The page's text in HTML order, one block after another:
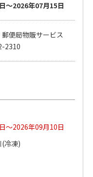
グ切
ング
～2026年07月15日
便局物販サービス
2310
～2026年09月10日
(冷凍)